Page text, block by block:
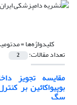
کلیدواژه‌ها =
تعداد مقالات: 2
مقایسه تجویز
بوپیواکائین بر
سگ